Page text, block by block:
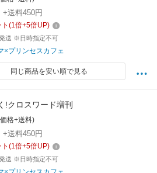
+送料450円
(1倍+5倍UP)
送 ※日時指定不可
×プリンセスカフェ
同じ商品を安い順で見る
!クロスワード増刊
格+送料)
+送料450円
(1倍+5倍UP)
送 ※日時指定不可